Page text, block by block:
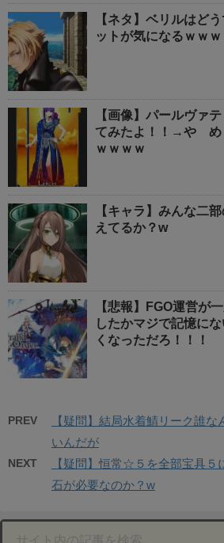
【ネタ】ベリルはど
ットが気になるｗｗ
【画像】パールヴァ
てみたよ！！→や
ｗｗｗｗ
【キャラ】みんな二
えてるか？w
【悲報】FGO運営が
したかマジで記憶に
くなっただろ！！！
PREV
【疑問】結局水着鯖リーク誰
いんだが
NEXT
【疑問】恒常☆５を全部宝具５
石が必要なのか？w